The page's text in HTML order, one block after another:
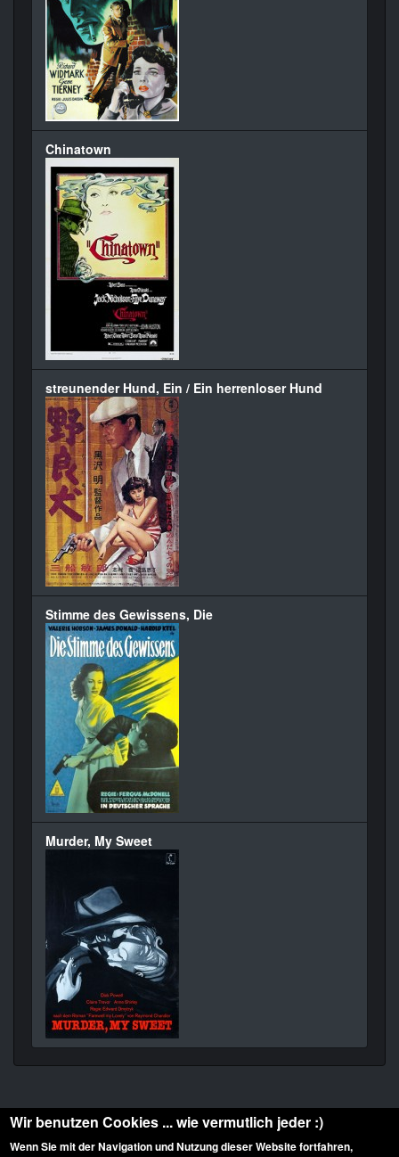
Chinatown
streunender Hund, Ein / Ein herrenloser Hund
Stimme des Gewissens, Die
Murder, My Sweet
Wir benutzen Cookies ... wie vermutlich jeder :)
Wenn Sie mit der Navigation und Nutzung dieser Website fortfahren,